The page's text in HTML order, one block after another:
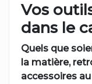
Vos
dans le
Quels que
la matière,
accessoires